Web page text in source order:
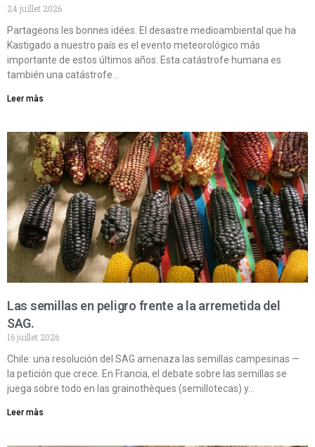
24 juillet 2026
Partageons les bonnes idées. El desastre medioambiental que ha
Kastigado a nuestro país es el evento meteorológico más
importante de estos últimos años. Esta catástrofe humana es
también una catástrofe…
Leer màs
Las semillas en peligro frente a la arremetida del
SAG.
16 juillet 2026
Chile: una resolución del SAG amenaza las semillas campesinas —
la petición que crece. En Francia, el debate sobre las semillas se
juega sobre todo en las grainothèques (semillotecas) y…
Leer màs